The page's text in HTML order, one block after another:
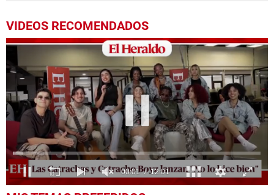
VIDEOS RECOMENDADOS